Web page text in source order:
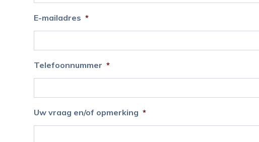
E-mailadres *
Telefoonnummer *
Uw vraag en/of opmerking *